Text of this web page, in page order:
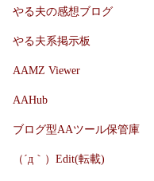
やる夫の感想ブログ
やる夫系掲示板
AAMZ Viewer
AAHub
ブログ型AAツール保管庫
（´д｀）Edit(転載)